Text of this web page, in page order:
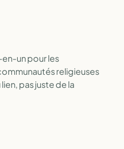
un pour les
religieuses
pas juste de la